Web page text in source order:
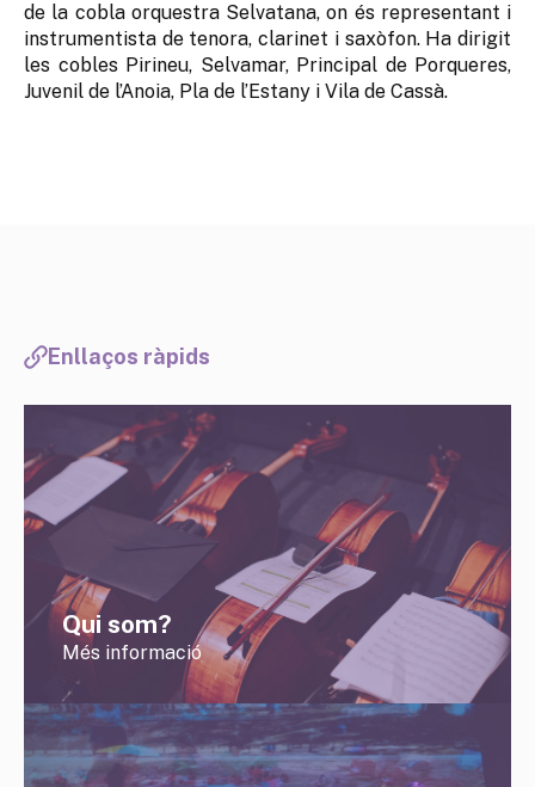
de la cobla orquestra Selvatana, on és representant i
instrumentista de tenora, clarinet i saxòfon. Ha dirigit
les cobles Pirineu, Selvamar, Principal de Porqueres,
Juvenil de l’Anoia, Pla de l’Estany i Vila de Cassà.
Enllaços ràpids
Qui som?
Més informació